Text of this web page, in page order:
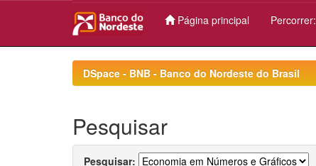
Página principal Percorrer:
DSpace - BNB - Banco do Nordeste do Brasil
Pesquisar
Pesquisar: